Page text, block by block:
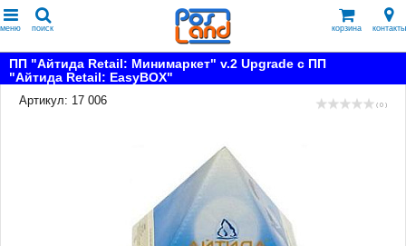
меню поиск корзина контакты
ПП "Айтида Retail: Минимаркет" v.2 Upgrade с ПП
"Айтида Retail: EasyBOX"
Артикул: 17 006
( 0 )